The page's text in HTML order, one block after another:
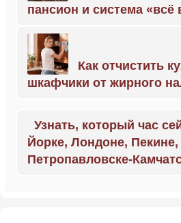
пансион и система «всё
Как отчистить
шкафчики от жирного
Узнать, который час
Йорке, Лондоне, Пекине,
Петропавловске-